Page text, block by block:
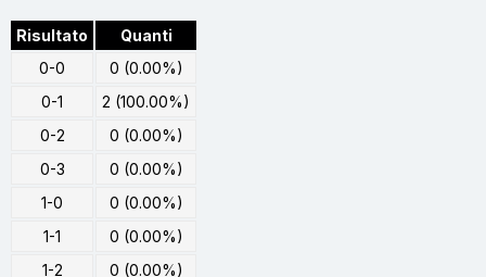
Risultato
Quanti
0-0
0 (0.00%)
0-1
2 (100.00%)
0-2
0 (0.00%)
0-3
0 (0.00%)
1-0
0 (0.00%)
1-1
0 (0.00%)
1-2
0 (0.00%)